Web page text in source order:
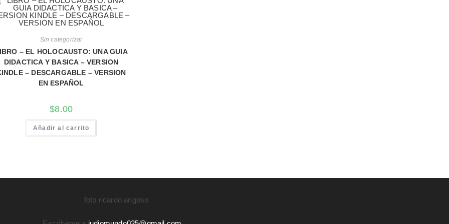
Sin categorizar
– EL HOLOCAUSTO: UNA GUIA
DIDACTICA Y BASICA – VERSION
– DESCARGABLE – VERSION
EN ESPAÑOL
$8.00
Añadir al carrito